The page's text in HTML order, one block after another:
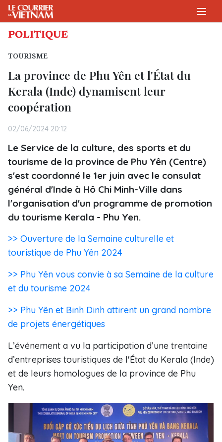
POLITIQUE
TOURISME
La province de Phu Yên et l'État du
Kerala (Inde) dynamisent leur
coopération
02/06/2024 20:12
Le Service de la culture, des sports et du
tourisme de la province de Phu Yên (Centre)
s'est coordonné le 1er juin avec le consulat
général d'Inde à Hô Chi Minh-Ville dans
l'organisation d'un programme de promotion
du tourisme Kerala - Phu Yen.
>> Ouverture de la Semaine culturelle et
touristique de Phu Yên 2024
>> Phu Yên vous convie à sa Semaine de la culture
et du tourisme 2024
>> Phu Yên et Binh Dinh attirent un grand nombre
de projets énergétiques
L’événement a vu la participation d’une trentaine
d’entreprises touristiques de l'État du Kerala (Inde)
et de leurs homologues de la province de Phu
Yen.